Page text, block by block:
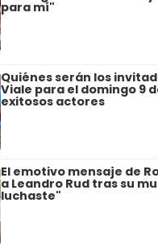
para mí"
Quiénes serán los
Viale para el domingo 9
exitosos actores
El emotivo mensaje de
a Leandro Rud tras su
luchaste"